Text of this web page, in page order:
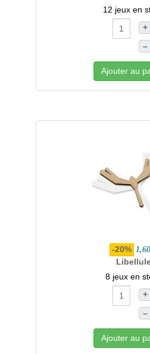
12 jeux en
+
–
Ajouter au
-20%
8 jeux en
+
–
Ajouter au